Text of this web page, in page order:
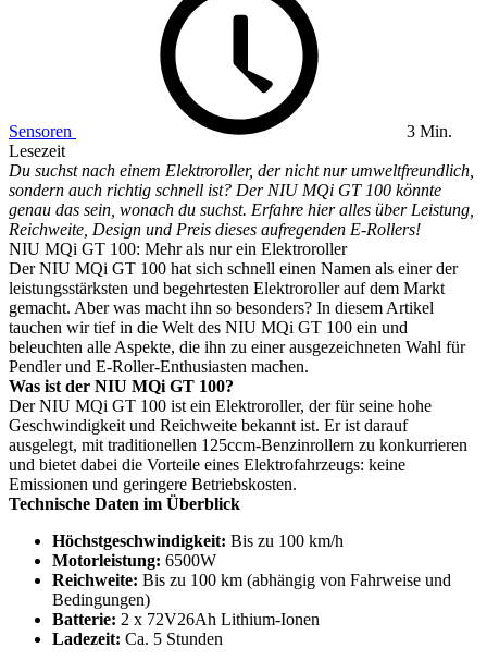
Sensoren
3 Min.
Lesezeit
Du suchst nach einem Elektroroller, der nicht nur umweltfreundlich,
sondern auch richtig schnell ist? Der NIU MQi GT 100 könnte
genau das sein, wonach du suchst. Erfahre hier alles über Leistung,
Reichweite, Design und Preis dieses aufregenden E-Rollers!
NIU MQi GT 100: Mehr als nur ein Elektroroller
Der NIU MQi GT 100 hat sich schnell einen Namen als einer der
leistungsstärksten und begehrtesten Elektroroller auf dem Markt
gemacht. Aber was macht ihn so besonders? In diesem Artikel
tauchen wir tief in die Welt des NIU MQi GT 100 ein und
beleuchten alle Aspekte, die ihn zu einer ausgezeichneten Wahl für
Pendler und E-Roller-Enthusiasten machen.
Was ist der NIU MQi GT 100?
Der NIU MQi GT 100 ist ein Elektroroller, der für seine hohe
Geschwindigkeit und Reichweite bekannt ist. Er ist darauf
ausgelegt, mit traditionellen 125ccm-Benzinrollern zu konkurrieren
und bietet dabei die Vorteile eines Elektrofahrzeugs: keine
Emissionen und geringere Betriebskosten.
Technische Daten im Überblick
Höchstgeschwindigkeit: Bis zu 100 km/h
Motorleistung: 6500W
Reichweite: Bis zu 100 km (abhängig von Fahrweise und
Bedingungen)
Batterie: 2 x 72V26Ah Lithium-Ionen
Ladezeit: Ca. 5 Stunden